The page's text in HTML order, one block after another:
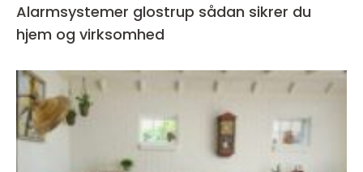
Alarmsystemer glostrup sådan sikrer du
hjem og virksomhed